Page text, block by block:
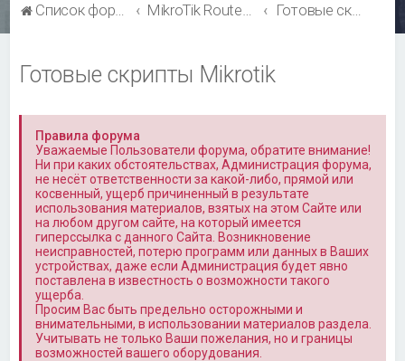
Список форумов MikroTik RouterOS Готовые скрипты Mikrotik
Готовые скрипты Mikrotik
Правила форума
Уважаемые Пользователи форума, обратите внимание!
Ни при каких обстоятельствах, Администрация форума,
не несёт ответственности за какой-либо, прямой или
косвенный, ущерб причиненный в результате
использования материалов, взятых на этом Сайте или
на любом другом сайте, на который имеется
гиперссылка с данного Сайта. Возникновение
неисправностей, потерю программ или данных в Ваших
устройствах, даже если Администрация будет явно
поставлена в известность о возможности такого
ущерба.
Просим Вас быть предельно осторожными и
внимательными, в использовании материалов раздела.
Учитывать не только Ваши пожелания, но и границы
возможностей вашего оборудования.